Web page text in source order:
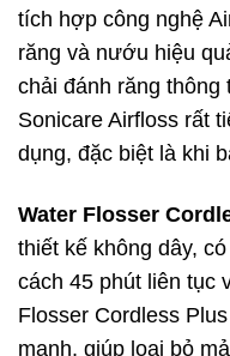
tích hợp công nghệ
răng và nướu hiệu
chải đánh răng
Sonicare Airfloss rất
dụng, đặc biệt là khi
Water Flosser
thiết kế không dây,
cách 45 phút liên tục
Flosser Cordless
mạnh, giúp loại bỏ